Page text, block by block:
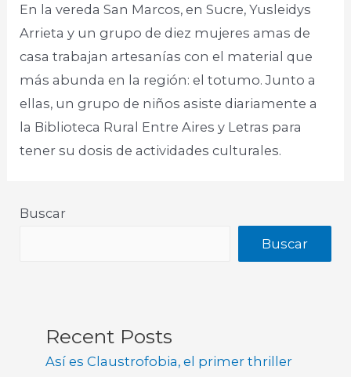
En la vereda San Marcos, en Sucre, Yusleidys
Arrieta y un grupo de diez mujeres amas de
casa trabajan artesanías con el material que
más abunda en la región: el totumo. Junto a
ellas, un grupo de niños asiste diariamente a
la Biblioteca Rural Entre Aires y Letras para
tener su dosis de actividades culturales.
Buscar
Buscar
Recent Posts
Así es Claustrofobia, el primer thriller